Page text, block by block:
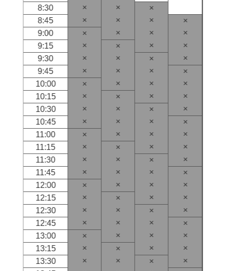
8:30
× ×
×
8:45
× × ×
×
9:00
× × ×
×
9:15
× × ×
×
9:30
× × ×
×
9:45
× × ×
×
10:00
× × ×
×
10:15
× × ×
×
10:30
× × ×
×
10:45
× × ×
×
11:00
× × ×
×
11:15
× × ×
×
11:30
× × ×
×
11:45
× × ×
×
12:00
× × ×
×
12:15
× × ×
×
12:30
× × ×
×
12:45
× × ×
×
13:00
× × ×
×
13:15
× × ×
×
13:30
× × ×
×